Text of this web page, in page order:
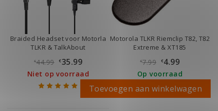
Braided Headset voor Motorla
TLKR & TalkAbout
€44.99 €35.99
Niet op voorraad
Motorola TLKR Riemclip T82, T82
Extreme & XT185
€7.99 €4.99
Op voorraad
Toevoegen aan winkelwagen